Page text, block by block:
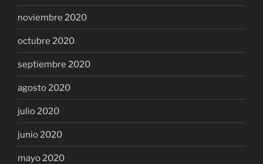
noviembre 2020
octubre 2020
septiembre 2020
agosto 2020
julio 2020
junio 2020
mayo 2020